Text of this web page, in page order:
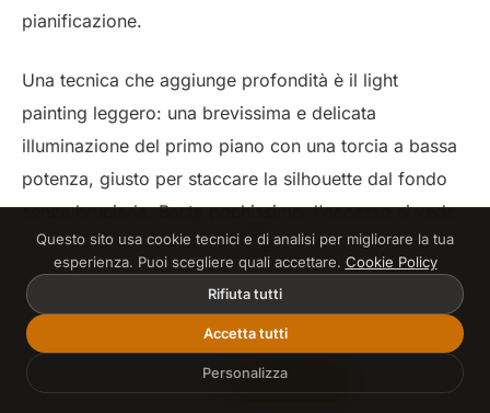
pianificazione.
Una tecnica che aggiunge profondità è il light
painting leggero: una brevissima e delicata
illuminazione del primo piano con una torcia a bassa
potenza, giusto per staccare la silhouette dal fondo
senza bruciarla. Basta pochissimo, l'eccesso si vede
subito e rende la scena artificiale. La composizione
consapevole, quella che decide cosa entra e cosa
resta fuori, è il cuore di tutto il mio metodo di
insegnamento.
Entra Inizia Gratis
Questo sito usa cookie tecnici e di analisi per migliorare la tua
esperienza. Puoi scegliere quali accettare. Cookie Policy
Rifiuta tutti
Accetta tutti
Personalizza